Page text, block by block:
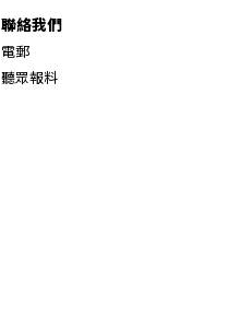
聯絡我們
電郵
聽眾報料